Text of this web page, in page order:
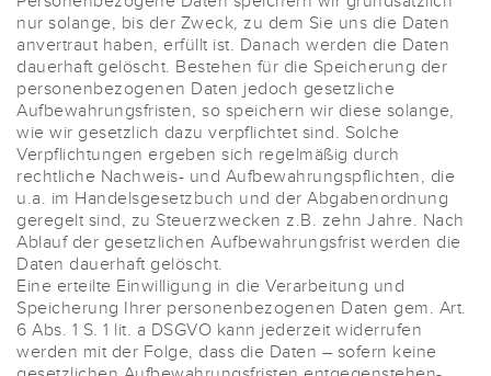
nur solange, bis der Zweck, zu dem Sie uns die Daten
anvertraut haben, erfüllt ist. Danach werden die Daten
dauerhaft gelöscht. Bestehen für die Speicherung der
personenbezogenen Daten jedoch gesetzliche
Aufbewahrungsfristen, so speichern wir diese solange,
wie wir gesetzlich dazu verpflichtet sind. Solche
Verpflichtungen ergeben sich regelmäßig durch
rechtliche Nachweis- und Aufbewahrungspflichten, die
u.a. im Handelsgesetzbuch und der Abgabenordnung
geregelt sind, zu Steuerzwecken z.B. zehn Jahre. Nach
Ablauf der gesetzlichen Aufbewahrungsfrist werden die
Daten dauerhaft gelöscht.
Eine erteilte Einwilligung in die Verarbeitung und
Speicherung Ihrer personenbezogenen Daten gem. Art.
6 Abs. 1 S. 1 lit. a DSGVO kann jederzeit widerrufen
werden mit der Folge, dass die Daten – sofern keine